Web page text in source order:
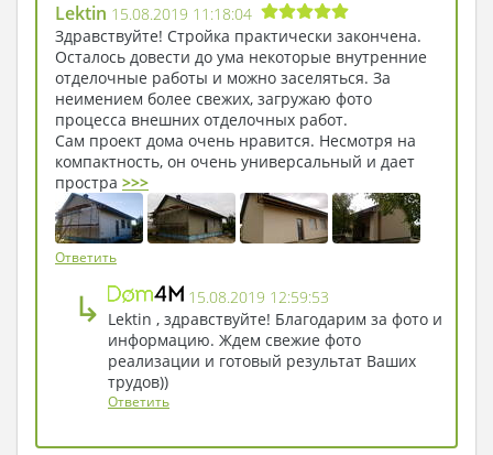
Lektin 15.08.2019 11:18:04
Здравствуйте! Стройка практически закончена.
Осталось довести до ума некоторые внутренние
отделочные работы и можно заселяться. За
неимением более свежих, загружаю фото
процесса внешних отделочных работ.
Сам проект дома очень нравится. Несмотря на
компактность, он очень универсальный и дает
простра >>>
Ответить
↳
15.08.2019 12:59:53
Lektin , здравствуйте! Благодарим за фото и
информацию. Ждем свежие фото
реализации и готовый результат Ваших
трудов))
Ответить